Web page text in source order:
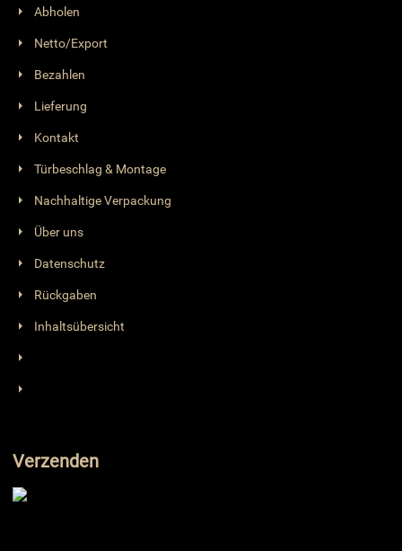
Abholen
Netto/Export
Bezahlen
Lieferung
Kontakt
Türbeschlag & Montage
Nachhaltige Verpackung
Über uns
Datenschutz
Rückgaben
Inhaltsübersicht
Verzenden